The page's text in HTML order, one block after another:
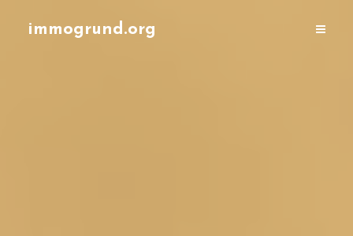
immogrund.org